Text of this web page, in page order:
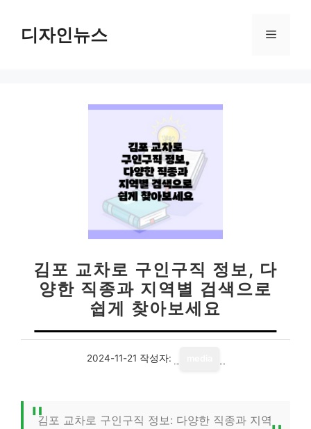
디자인뉴스 메
김포 교차로 구인구직 정보, 다
양한 직종과 지역별 검색으로
쉽게 찾아보세요
2024-11-21 작성자:
김포 교차로 구인구직 정보: 다양한 직종과 지역